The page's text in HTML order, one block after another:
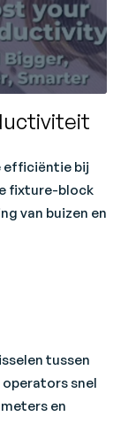
efficiëntie bij
fixture-block
van buizen en
tussen
snel
en